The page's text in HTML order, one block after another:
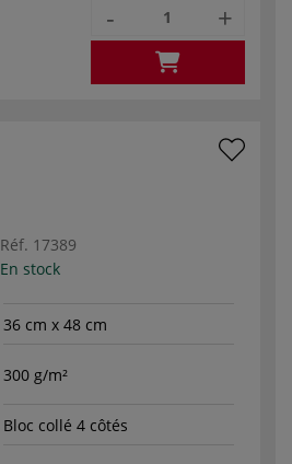
- +
Réf. 17389
En stock
36 cm x 48 cm
300 g/m²
Bloc collé 4 côtés